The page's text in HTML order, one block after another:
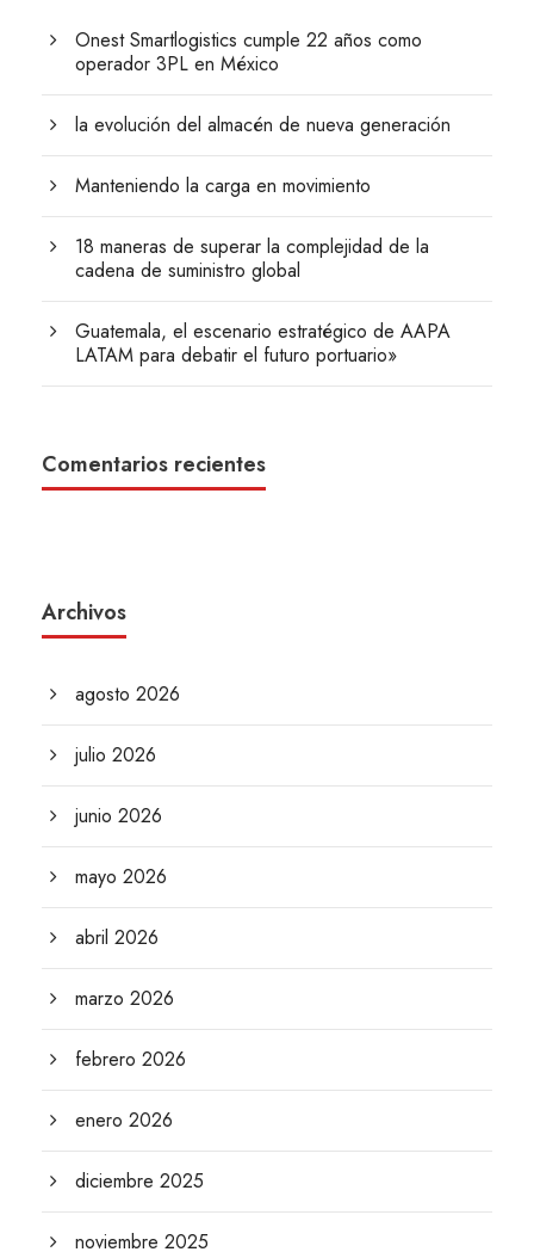
Onest Smartlogistics cumple 22 años como
operador 3PL en México
la evolución del almacén de nueva generación
Manteniendo la carga en movimiento
18 maneras de superar la complejidad de la
cadena de suministro global
Guatemala, el escenario estratégico de AAPA
LATAM para debatir el futuro portuario»
Comentarios recientes
Archivos
agosto 2026
julio 2026
junio 2026
mayo 2026
abril 2026
marzo 2026
febrero 2026
enero 2026
diciembre 2025
noviembre 2025